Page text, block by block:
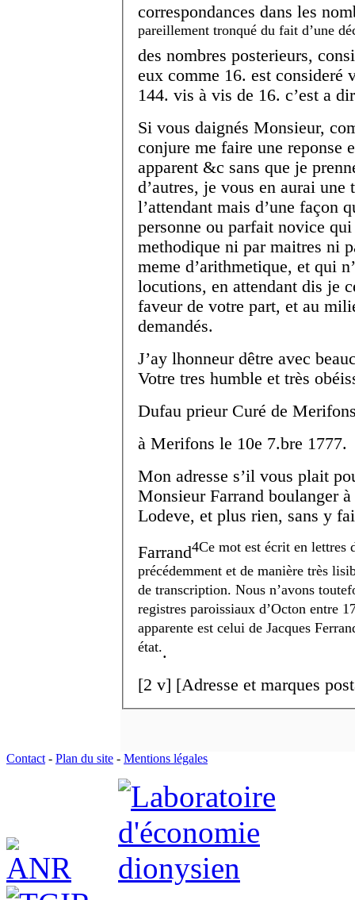
correspondances dans les
pareillement tronqué du fait d’une
des nombres posterieurs,
eux comme 16. est consideré
144. vis à vis de 16. c’est a
Si vous daignés Monsieur,
conjure me faire une reponse
apparent &c sans que je
d’autres, je vous en aurai
l’attendant mais d’une façon
personne ou parfait novice
methodique ni par maitres ni
meme d’arithmetique, et qui
locutions, en attendant dis je
faveur de votre part, et au
demandés.
J’ay lhonneur dêtre avec
Votre tres humble et très
Dufau prieur Curé de
à Merifons le 10e 7.bre 1777.
Mon adresse s’il vous plait
Monsieur Farrand boulanger
Lodeve, et plus rien, sans y
Farrand4Ce mot est écrit en lettres
précédemment et de manière très
de transcription. Nous n’avons
registres paroissiaux d’Octon entre
apparente est celui de Jacques
état..
[2 v] [Adresse et marques
Contact - Plan du site - Mentions légales